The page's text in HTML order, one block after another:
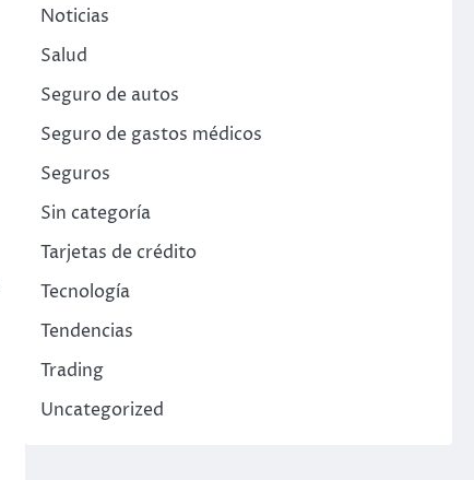
Noticias
Salud
Seguro de autos
Seguro de gastos médicos
Seguros
Sin categoría
Tarjetas de crédito
Tecnología
Tendencias
Trading
Uncategorized